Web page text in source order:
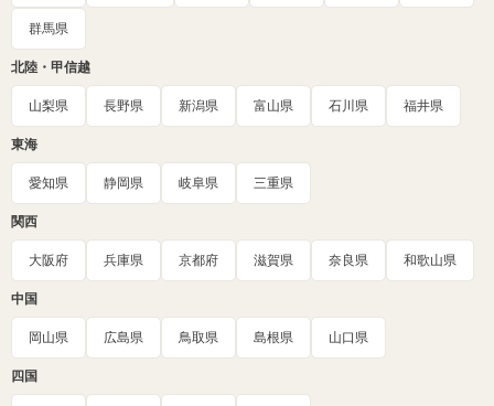
群馬県
北陸・甲信越
山梨県 長野県 新潟県 富山県 石川県 福井県
東海
愛知県 静岡県 岐阜県 三重県
関西
大阪府 兵庫県 京都府 滋賀県 奈良県 和歌山県
中国
岡山県 広島県 鳥取県 島根県 山口県
四国